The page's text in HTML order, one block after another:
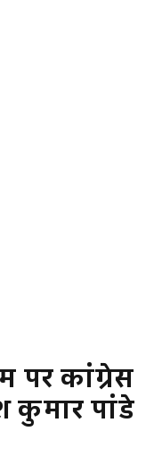
पर कांग्रेस
कुमार पांडे